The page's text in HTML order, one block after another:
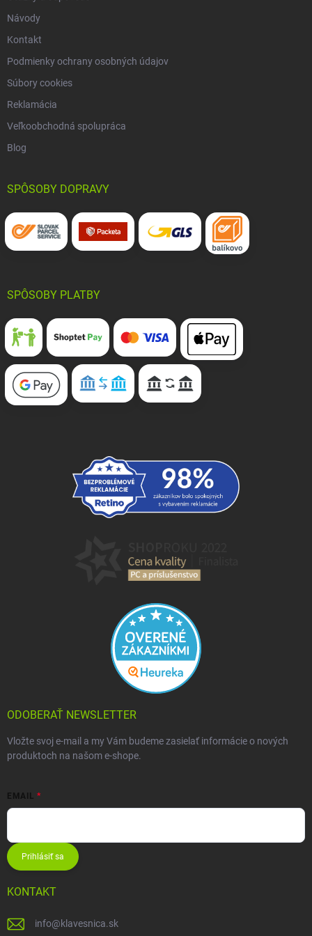
Návody
Kontakt
Podmienky ochrany osobných údajov
Súbory cookies
Reklamácia
Veľkoobchodná spolupráca
Blog
SPÔSOBY DOPRAVY
SPÔSOBY PLATBY
ODOBERAŤ NEWSLETTER
Vložte svoj e-mail a my Vám budeme zasielať informácie o nových
produktoch na našom e-shope.
EMAIL
Prihlásiť sa
KONTAKT
info@klavesnica.sk